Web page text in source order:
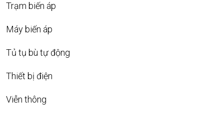
Trạm biến áp
Máy biến áp
Tủ tụ bù tự động
Thiết bị điện
Viễn thông